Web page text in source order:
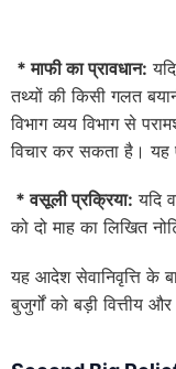
*माफी का प्रावधान:
तथ्यों की किसी गलत
विभाग व्यय विभाग से
विचार कर सकता है। यह
*वसूली प्रक्रिया: यदि
को दो माह का लिखित
यह आदेश सेवानिवृत्ति के
बुजुर्गों को बड़ी वित्तीय